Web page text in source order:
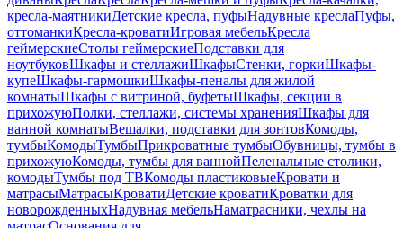
кресла-маятникиДетские кресла, пуфыНадувные креслаПуфы,
оттоманкиКресла-кроватиИгровая мебельКресла
геймерскиеСтолы геймерскиеПодставки для
ноутбуковШкафы и стеллажиШкафыСтенки, горкиШкафы-
купеШкафы-гармошкиШкафы-пеналы для жилой
комнатыШкафы с витриной, буфетыШкафы, секции в
прихожуюПолки, стеллажи, системы храненияШкафы для
ванной комнатыВешалки, подставки для зонтовКомоды,
тумбыКомодыТумбыПрикроватные тумбыОбувницы, тумбы в
прихожуюКомоды, тумбы для ваннойПеленальные столики,
комодыТумбы под ТВКомоды пластиковыеКровати и
матрасыМатрасыКроватиДетские кроватиКроватки для
новорожденныхНадувная мебельНаматрасники, чехлы на